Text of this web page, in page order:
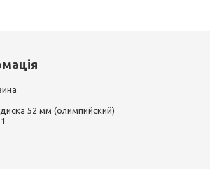
52 мм (олимпийский)